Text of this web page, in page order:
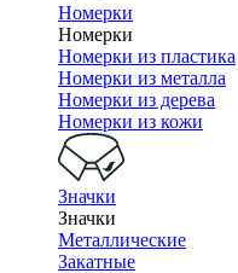
Номерки
Номерки
Номерки из пластика
Номерки из металла
Номерки из дерева
Номерки из кожи
Значки
Значки
Металлические
Закатные